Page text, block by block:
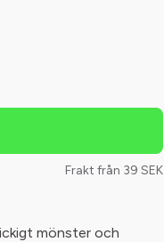
Frakt från 39 SEK
mönster och